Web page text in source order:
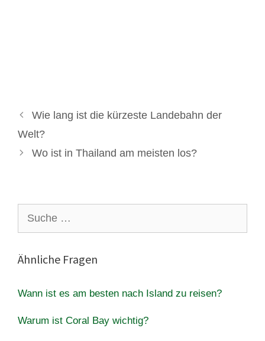
Wie lang ist die kürzeste Landebahn der
Welt?
Wo ist in Thailand am meisten los?
nach:
Ähnliche Fragen
Wann ist es am besten nach Island zu reisen?
Warum ist Coral Bay wichtig?